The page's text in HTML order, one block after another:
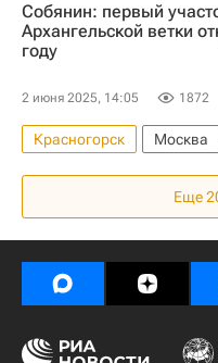
Аэрофлот
Жилье
Собянин: первый
Архангельской ветки
году
2 июня 2025, 14:05 1872
Красногорск
Москва
Сергей Собянин
Московский
Московское
Еще